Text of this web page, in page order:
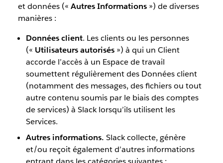
et données (« Autres Informations») de diverses
manières :
Données client. Les clients ou les personnes
(« Utilisateurs autorisés») à qui un Client
accorde l’accès à un Espace de travail
soumettent régulièrement des Données client
(notamment des messages, des fichiers ou tout
autre contenu soumis par le biais des comptes
de services) à Slack lorsqu’ils utilisent les
Services.
Autres informations. Slack collecte, génère
et/ou reçoit également d’autres informations